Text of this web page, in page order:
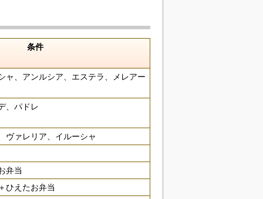
条件
ャ、アンルシア、エステラ、メレアー
、パドレ
ヴァレリア、イルーシャ
弁当
ひえたお弁当